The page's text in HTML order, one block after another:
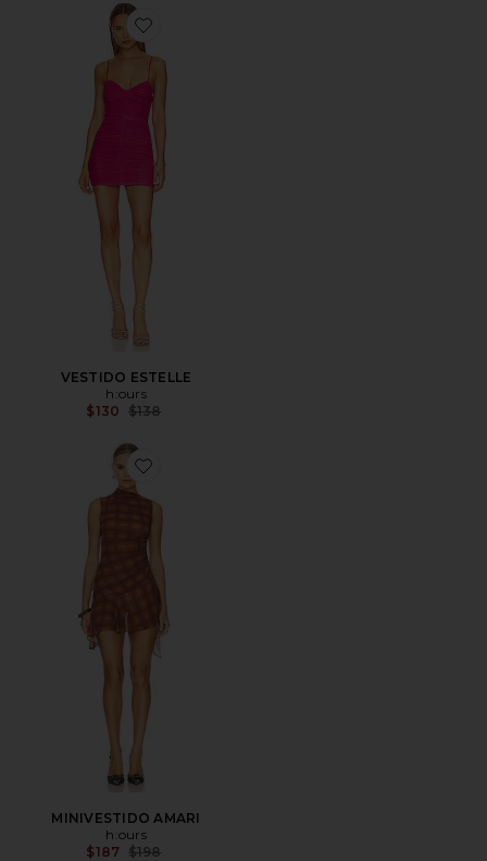
Favorite VESTIDO ESTELLE
VESTIDO ESTELLE
h:ours
$130 Previous price:
$138
Favorite MINIVESTIDO AMARI
MINIVESTIDO AMARI
h:ours
$187 Previous price:
$198